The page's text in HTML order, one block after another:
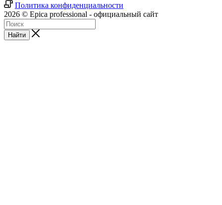
Политика конфиденциальности
2026 © Epica professional - официальный сайт
Найти